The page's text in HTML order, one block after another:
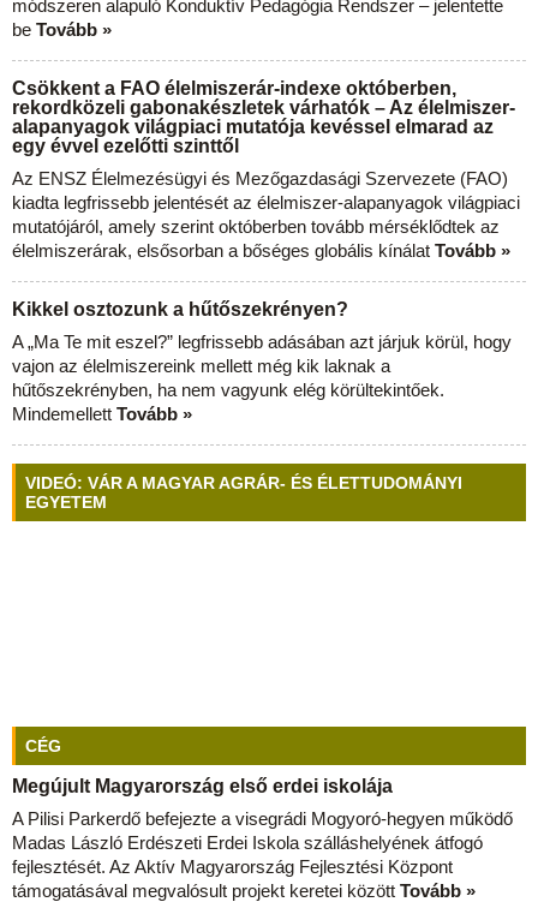
módszeren alapuló Konduktív Pedagógia Rendszer – jelentette
be Tovább »
Csökkent a FAO élelmiszerár-indexe októberben,
rekordközeli gabonakészletek várhatók – Az élelmiszer-
alapanyagok világpiaci mutatója kevéssel elmarad az
egy évvel ezelőtti szinttől
Az ENSZ Élelmezésügyi és Mezőgazdasági Szervezete (FAO)
kiadta legfrissebb jelentését az élelmiszer-alapanyagok világpiaci
mutatójáról, amely szerint októberben tovább mérséklődtek az
élelmiszerárak, elsősorban a bőséges globális kínálat Tovább »
Kikkel osztozunk a hűtőszekrényen?
A „Ma Te mit eszel?” legfrissebb adásában azt járjuk körül, hogy
vajon az élelmiszereink mellett még kik laknak a
hűtőszekrényben, ha nem vagyunk elég körültekintőek.
Mindemellett Tovább »
VIDEÓ: VÁR A MAGYAR AGRÁR- ÉS ÉLETTUDOMÁNYI
EGYETEM
CÉG
Megújult Magyarország első erdei iskolája
A Pilisi Parkerdő befejezte a visegrádi Mogyoró-hegyen működő
Madas László Erdészeti Erdei Iskola szálláshelyének átfogó
fejlesztését. Az Aktív Magyarország Fejlesztési Központ
támogatásával megvalósult projekt keretei között Tovább »